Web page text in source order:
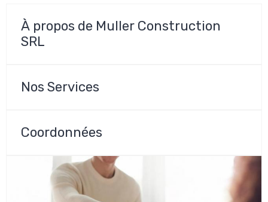
À propos de Muller Construction
SRL
Nos Services
Coordonnées